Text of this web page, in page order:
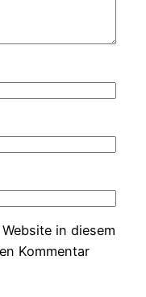
in diesem
Kommentar